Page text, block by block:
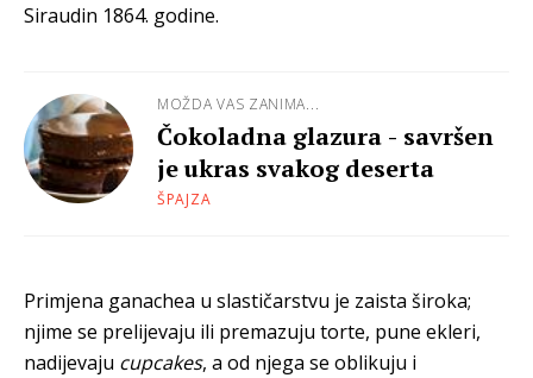
Siraudin 1864. godine.
MOŽDA VAS ZANIMA...
Čokoladna glazura - savršen
je ukras svakog deserta
ŠPAJZA
Primjena ganachea u slastičarstvu je zaista široka;
njime se prelijevaju ili premazuju torte, pune ekleri,
nadijevaju cupcakes, a od njega se oblikuju i